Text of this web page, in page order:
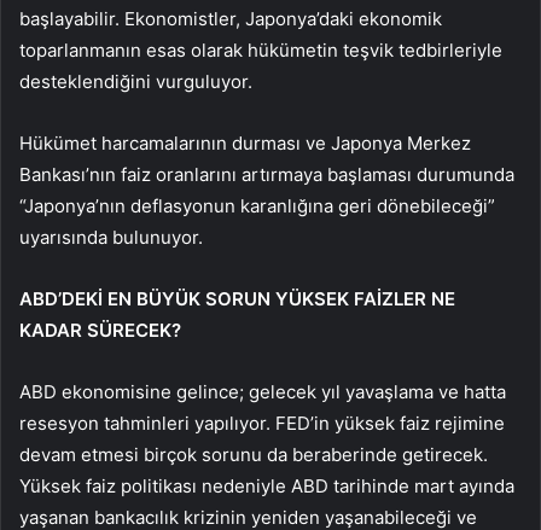
başlayabilir. Ekonomistler, Japonya’daki ekonomik
toparlanmanın esas olarak hükümetin teşvik tedbirleriyle
desteklendiğini vurguluyor.
Hükümet harcamalarının durması ve Japonya Merkez
Bankası’nın faiz oranlarını artırmaya başlaması durumunda
“Japonya’nın deflasyonun karanlığına geri dönebileceği”
uyarısında bulunuyor.
ABD’DEKİ EN BÜYÜK SORUN YÜKSEK FAİZLER NE
KADAR SÜRECEK?
ABD ekonomisine gelince; gelecek yıl yavaşlama ve hatta
resesyon tahminleri yapılıyor. FED’in yüksek faiz rejimine
devam etmesi birçok sorunu da beraberinde getirecek.
Yüksek faiz politikası nedeniyle ABD tarihinde mart ayında
yaşanan bankacılık krizinin yeniden yaşanabileceği ve